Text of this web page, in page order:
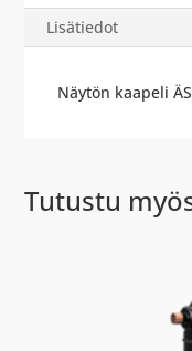
Lisätiedot
Näytön kaapeli
Tutustu